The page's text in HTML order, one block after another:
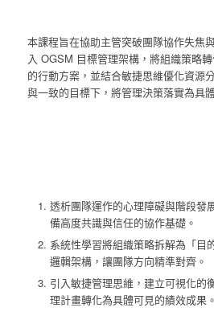
本課程旨在協助主管突破團隊協作失焦
入 OGSM 目標管理架構，將組織策略
的行動方案，並結合敏捷思維優化資源
與一致的目標下，將管理決策落實為具
透析團隊運作的心理障礙與階段發
備高度共識與信任的協作基礎。
系統性學習將組織策略拆解為「目
邏輯架構，讓團隊方向精準對齊。
引入敏捷管理思維，建立可視化的
理計畫轉化為具體可見的績效成果。